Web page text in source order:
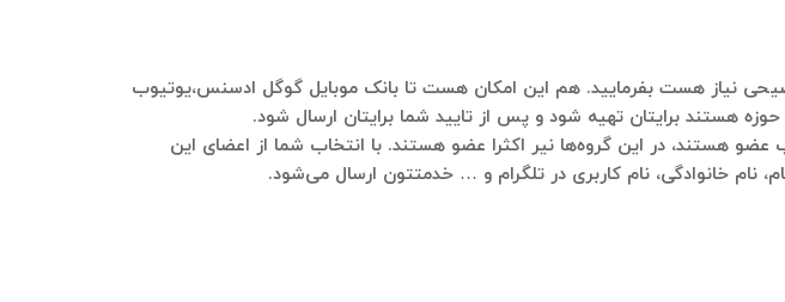
کسب‌وکارتون هر توضیحی نیاز هست بفرمایید. هم این امکان هست تا بانک موبایل گوگل ادسنس،یوتیوب
هستند برایتان تهیه شود و پس از تایید شما برایتان ارسال شود.
هستند، در این گروه‌ها نیر اکثرا عضو هستند. با انتخاب شما از اعضای این
نام خانوادگی، نام کاربری در تلگرام و … خدمتتون ارسال می‌شود.